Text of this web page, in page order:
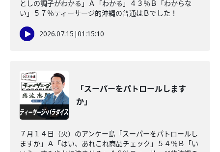
としの調子がわかる」Ａ「わかる」４３％Ｂ「わからな
い」５７％ティーサージ的沖縄の普通はＢでした！
2026.07.15 |01:15:10
「スーパーをパトロールします
か」
７月１４日（火）のアンケー島「スーパーをパトロールし
ますか」Ａ「はい、あれこれ商品チェック」５４％Ｂ「い